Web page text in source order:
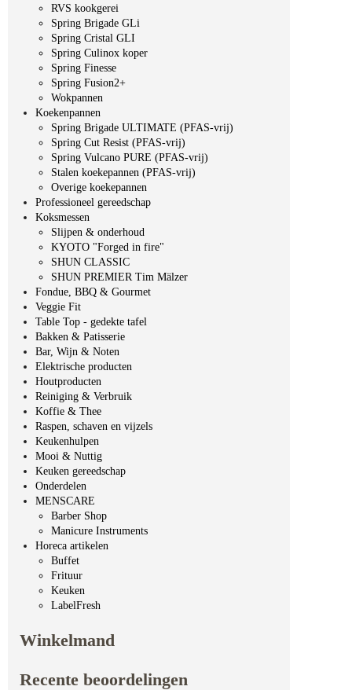
RVS kookgerei
Spring Brigade GLi
Spring Cristal GLI
Spring Culinox koper
Spring Finesse
Spring Fusion2+
Wokpannen
Koekenpannen
Spring Brigade ULTIMATE (PFAS-vrij)
Spring Cut Resist (PFAS-vrij)
Spring Vulcano PURE (PFAS-vrij)
Stalen koekepannen (PFAS-vrij)
Overige koekepannen
Professioneel gereedschap
Koksmessen
Slijpen & onderhoud
KYOTO "Forged in fire"
SHUN CLASSIC
SHUN PREMIER Tim Mälzer
Fondue, BBQ & Gourmet
Veggie Fit
Table Top - gedekte tafel
Bakken & Patisserie
Bar, Wijn & Noten
Elektrische producten
Houtproducten
Reiniging & Verbruik
Koffie & Thee
Raspen, schaven en vijzels
Keukenhulpen
Mooi & Nuttig
Keuken gereedschap
Onderdelen
MENSCARE
Barber Shop
Manicure Instruments
Horeca artikelen
Buffet
Frituur
Keuken
LabelFresh
Winkelmand
Recente beoordelingen